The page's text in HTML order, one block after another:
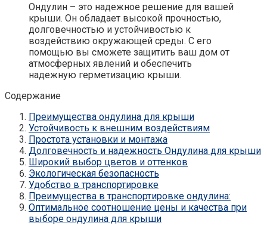
Ондулин – это надежное решение для вашей
крыши. Он обладает высокой прочностью,
долговечностью и устойчивостью к
воздействию окружающей среды. С его
помощью вы сможете защитить ваш дом от
атмосферных явлений и обеспечить
надежную герметизацию крыши.
Содержание
Преимущества ондулина для крыши
Устойчивость к внешним воздействиям
Простота установки и монтажа
Долговечность и надежность Ондулина для крыши
Широкий выбор цветов и оттенков
Экологическая безопасность
Удобство в транспортировке
Преимущества в транспортировке ондулина:
Оптимальное соотношение цены и качества при
выборе ондулина для крыши